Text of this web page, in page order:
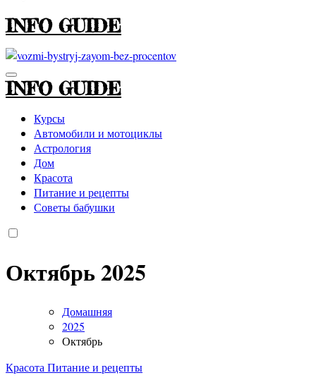
INFO GUIDE
INFO GUIDE
Курсы
Автомобили и мотоциклы
Астрология
Дом
Красота
Питание и рецепты
Советы бабушки
Октябрь 2025
Домашняя
2025
Октябрь
Красота Питание и рецепты